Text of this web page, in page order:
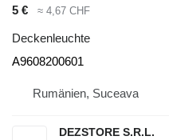
5 € ≈ 4,67 CHF
Deckenleuchte
A9608200601
Rumänien, Suceava
DEZSTORE S.R.L.